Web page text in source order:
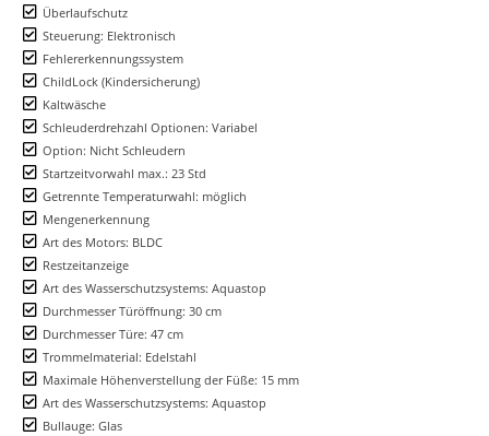
Überlaufschutz
Steuerung: Elektronisch
Fehlererkennungssystem
ChildLock (Kindersicherung)
Kaltwäsche
Schleuderdrehzahl Optionen: Variabel
Option: Nicht Schleudern
Startzeitvorwahl max.: 23 Std
Getrennte Temperaturwahl: möglich
Mengenerkennung
Art des Motors: BLDC
Restzeitanzeige
Art des Wasserschutzsystems: Aquastop
Durchmesser Türöffnung: 30 cm
Durchmesser Türe: 47 cm
Trommelmaterial: Edelstahl
Maximale Höhenverstellung der Füße: 15 mm
Art des Wasserschutzsystems: Aquastop
Bullauge: Glas